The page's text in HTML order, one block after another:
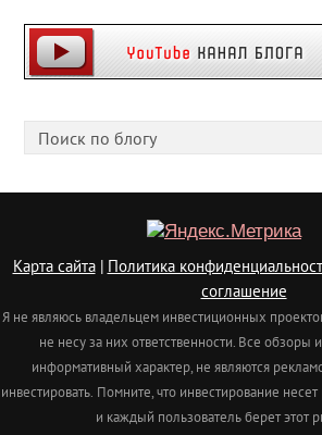
Playpayouts
Cfgliberty
Карта сайта| Политика
соглашение
Я не являюсь владельцем инвестиционных
не несу за них ответственности. Все обзоры
информативный характер, не являются
инвестировать. Помните, что инвестирование
и каждый пользователь берет этот